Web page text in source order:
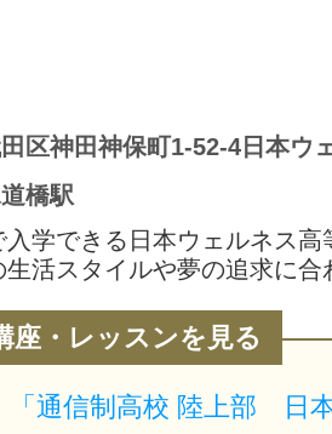
橋駅
学できる日本ウェルネス高
生活スタイルや夢の追求に
座・レッスンを見る